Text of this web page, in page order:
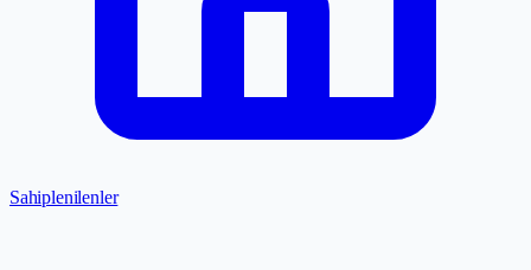
Sahiplenilenler